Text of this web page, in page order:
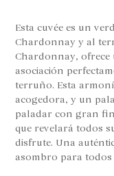
Esta cuvée es un
Chardonnay y al
Chardonnay, ofrece
asociación
terruño. Esta
acogedora, y un
paladar con gran
que revelará todos
disfrute. Una
asombro para todos